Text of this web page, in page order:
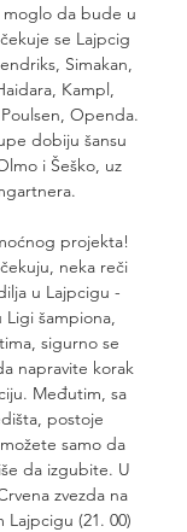
da bude u
se Lajpcig
Simakan,
Kampl,
Openda.
dobiju šansu
i Šeško, uz
projekta!
neka reči
u Lajpcigu -
Ligi šampiona,
sigurno se
napravite korak
Međutim, sa
postoje
samo da
da izgubite. U
zvezda na
Lajpcigu (21. 00)